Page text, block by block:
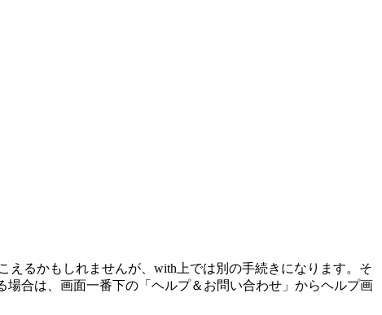
えるかもしれませんが、with上では別の手続きになります。そ
場合は、画面一番下の「ヘルプ＆お問い合わせ」からヘルプ画